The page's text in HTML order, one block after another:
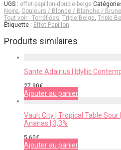
UGS : effet-papillon-double-belge
Noire, Couleurs / Blonde / Blanche / Brune
Tout voir - Torréfiées, Triple Belge, Triple
Étiquette : Effet Papillon
Produits similaires
Sante Adairius | Idyllic
27,90€
Ajouter au panier
Vault City | Tropical Table
Ananas | 3,3%
5,60€
Ajouter au panier